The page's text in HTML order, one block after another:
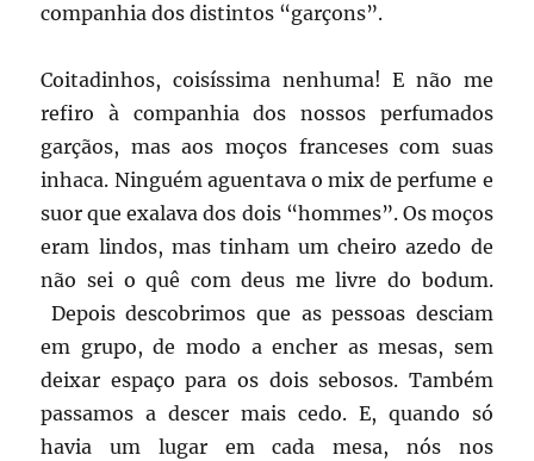
companhia dos distintos “garçons”.
Coitadinhos, coisíssima nenhuma! E não me
refiro à companhia dos nossos perfumados
garçãos, mas aos moços franceses com suas
inhaca. Ninguém aguentava o mix de perfume e
suor que exalava dos dois “hommes”. Os moços
eram lindos, mas tinham um cheiro azedo de
não sei o quê com deus me livre do bodum.
Depois descobrimos que as pessoas desciam
em grupo, de modo a encher as mesas, sem
deixar espaço para os dois sebosos. Também
passamos a descer mais cedo. E, quando só
havia um lugar em cada mesa, nós nos